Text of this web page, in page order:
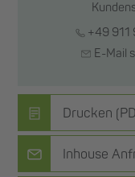
+49 911
E-Mail
Drucken
Inhouse